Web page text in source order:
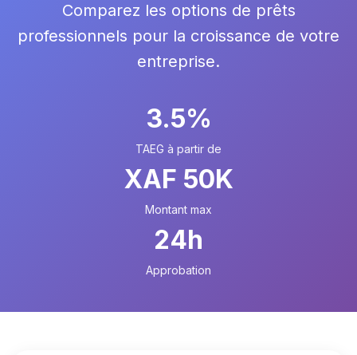
Comparez les options de prêts
professionnels pour la croissance de votre
entreprise.
3.5%
TAEG à partir de
XAF 50K
Montant max
24h
Approbation